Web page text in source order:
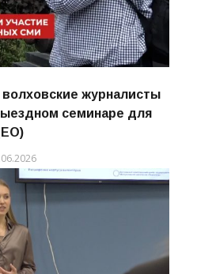
журналисты